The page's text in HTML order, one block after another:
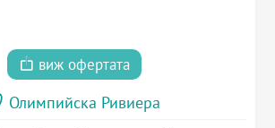
виж офертата
Олимпийска Ривиера